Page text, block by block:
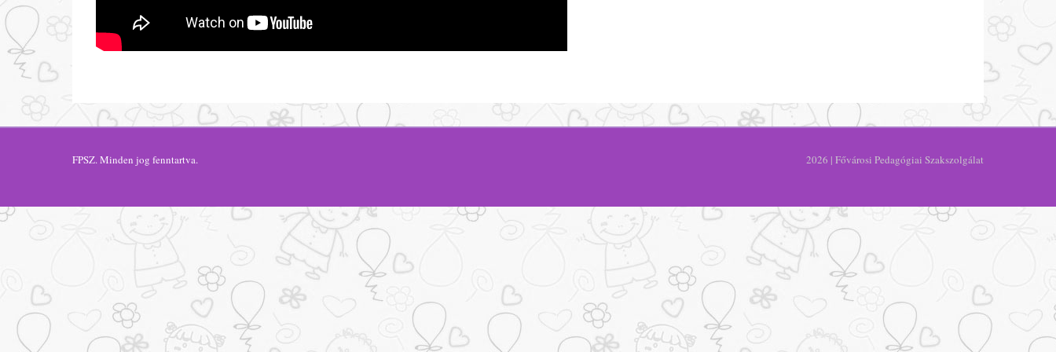
FPSZ. Minden jog fenntartva. 2026 | Fővárosi Pedagógiai Szakszolgálat